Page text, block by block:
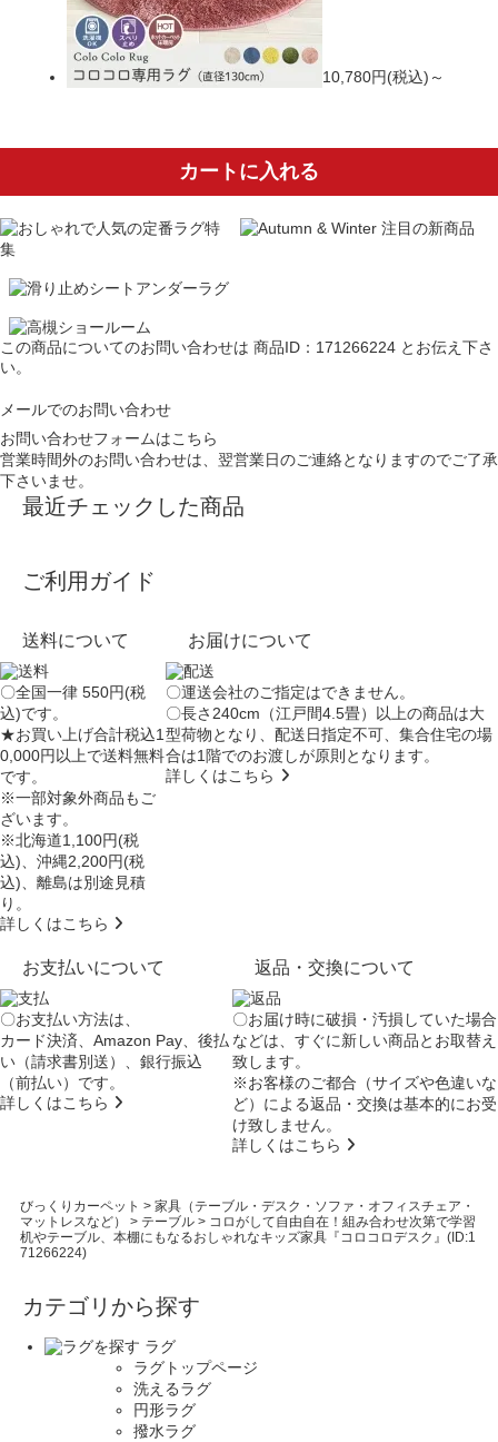
10,780円(税込)～
カートに入れる
この商品についてのお問い合わせは 商品ID：171266224 とお伝え下さ
い。
メールでのお問い合わせ
お問い合わせフォームはこちら
営業時間外のお問い合わせは、翌営業日のご連絡となりますのでご了承
下さいませ。
最近チェックした商品
ご利用ガイド
送料について
〇全国一律 550円(税
込)です。
★お買い上げ合計税込1
0,000円以上で送料無料
です。
※一部対象外商品もご
ざいます。
※北海道1,100円(税
込)、沖縄2,200円(税
込)、離島は別途見積
り。
詳しくはこちら
お届けについて
〇運送会社のご指定はできません。
〇長さ240cm（江戸間4.5畳）以上の商品は大
型荷物となり、配送日指定不可、集合住宅の場
合は1階でのお渡しが原則となります。
詳しくはこちら
お支払いについて
〇お支払い方法は、
カード決済、Amazon Pay、後払
い（請求書別送）、銀行振込
（前払い）です。
詳しくはこちら
返品・交換について
〇お届け時に破損・汚損していた場合
などは、すぐに新しい商品とお取替え
致します。
※お客様のご都合（サイズや色違いな
ど）による返品・交換は基本的にお受
け致しません。
詳しくはこちら
びっくりカーペット > 家具（テーブル・デスク・ソファ・オフィスチェア・
マットレスなど）
> テーブル> コロがして自由自在！組み合わせ次第で学習
机やテーブル、本棚にもなるおしゃれなキッズ家具『コロコロデスク』(ID:1
71266224)
カテゴリから探す
ラグ
ラグトップページ
洗えるラグ
円形ラグ
撥水ラグ